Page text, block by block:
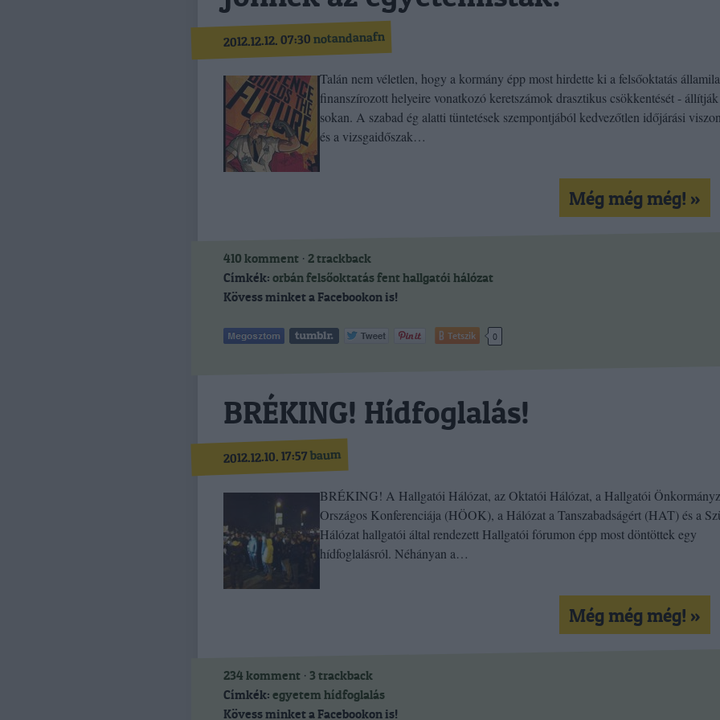
2012.12.12. 07:30notandanafn
Talán nem véletlen, hogy a kormány épp most hirdette ki a felsőoktatás
finanszírozott helyeire vonatkozó keretszámok drasztikus csökkentését - állítják
sokan. A szabad ég alatti tüntetések szempontjából kedvezőtlen időjárási
és a vizsgaidőszak…
Még még még! »
410 komment · 2trackback
Címkék: orbánfelsőoktatásfenthallgatói hálózat
Kövess minket a Facebookon is!
Tetszik 0
BRÉKING! Hídfoglalás!
2012.12.10. 17:57baum
BRÉKING! A Hallgatói Hálózat, az Oktatói Hálózat, a Hallgatói
Országos Konferenciája (HÖOK), a Hálózat a Tanszabadságért (HAT) és a
Hálózat hallgatói által rendezett Hallgatói fórumon épp most döntöttek egy
hídfoglalásról. Néhányan a…
Még még még! »
234 komment · 3 trackback
Címkék: egyetem hídfoglalás
Kövess minket a Facebookon is!